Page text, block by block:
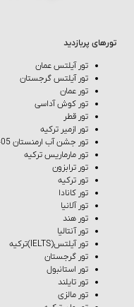
تورهای پربازدید
تور آیلتس عمان
تور آیلتس گرجستان
تور عمان
تور کوش‌ آداسی
تور قطر
تور ازمیر ترکیه
تور جشن آب ارمنستان 1405
تور مارماریس ترکیه
تور ترابزون
تور ترکیه
تور کانادا
تور آلانیا
تور هند
تور آنتالیا
تور آیلتس(IELTS)ترکیه
تور گرجستان
تور استانبول
تور تایلند
تور مالزی